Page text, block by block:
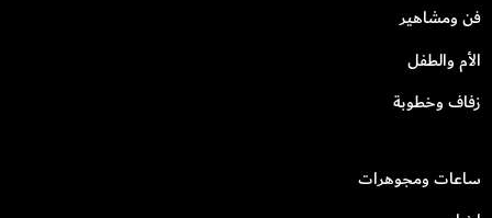
فن ومشاهير
الأم والطفل
زفاف وخطوبة
ساعات ومجوهرات